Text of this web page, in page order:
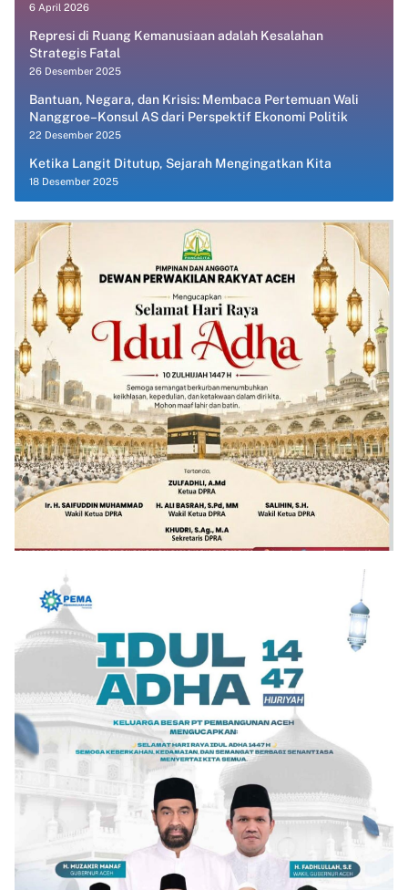
6 April 2026
Represi di Ruang Kemanusiaan adalah Kesalahan
Strategis Fatal
26 Desember 2025
Bantuan, Negara, dan Krisis: Membaca Pertemuan Wali
Nanggroe–Konsul AS dari Perspektif Ekonomi Politik
22 Desember 2025
Ketika Langit Ditutup, Sejarah Mengingatkan Kita
18 Desember 2025